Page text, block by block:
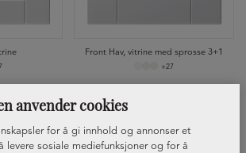
anvender cookies
for å gi innhold og annonser et
levere sosiale mediefunksjoner og for å
Front Hav, vitrine med sprosse 3+1
+27
FRONTER